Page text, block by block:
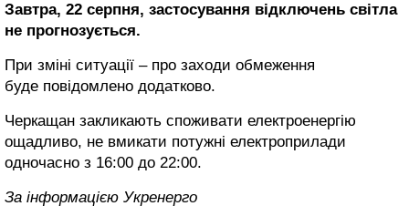
Завтра, 22 серпня, застосування відключень світла
не прогнозується.
При зміні ситуації – про заходи обмеження
буде повідомлено додатково.
Черкащан закликають споживати електроенергію
ощадливо, не вмикати потужні електроприлади
одночасно з 16:00 до 22:00.
За інформацією Укренерго